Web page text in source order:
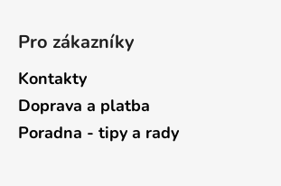
Pro zákazníky
Kontakty
Doprava a platba
Poradna - tipy a rady